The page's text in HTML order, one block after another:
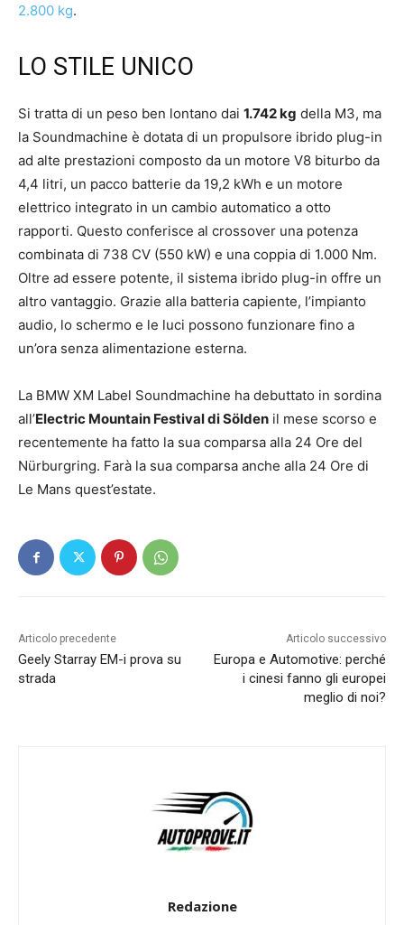
2.800 kg.
LO STILE UNICO
Si tratta di un peso ben lontano dai 1.742 kg della M3, ma
la Soundmachine è dotata di un propulsore ibrido plug-in
ad alte prestazioni composto da un motore V8 biturbo da
4,4 litri, un pacco batterie da 19,2 kWh e un motore
elettrico integrato in un cambio automatico a otto
rapporti. Questo conferisce al crossover una potenza
combinata di 738 CV (550 kW) e una coppia di 1.000 Nm.
Oltre ad essere potente, il sistema ibrido plug-in offre un
altro vantaggio. Grazie alla batteria capiente, l’impianto
audio, lo schermo e le luci possono funzionare fino a
un’ora senza alimentazione esterna.
La BMW XM Label Soundmachine ha debuttato in sordina
all’Electric Mountain Festival di Sölden il mese scorso e
recentemente ha fatto la sua comparsa alla 24 Ore del
Nürburgring. Farà la sua comparsa anche alla 24 Ore di
Le Mans quest’estate.
Articolo precedente
Geely Starray EM-i prova su
strada
Articolo successivo
Europa e Automotive: perché
i cinesi fanno gli europei
meglio di noi?
Redazione